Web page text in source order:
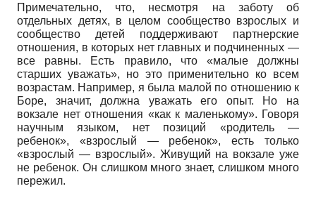
Примечательно, что, несмотря на заботу об
отдельных детях, в целом сообщество взрослых и
сообщество детей поддерживают партнерские
отношения, в которых нет главных и подчиненных —
все равны. Есть правило, что «малые должны
старших уважать», но это применительно ко всем
возрастам. Например, я была малой по отношению к
Боре, значит, должна уважать его опыт. Но на
вокзале нет отношения «как к маленькому». Говоря
научным языком, нет позиций «родитель —
ребенок», «взрослый — ребенок», есть только
«взрослый — взрослый». Живущий на вокзале уже
не ребенок. Он слишком много знает, слишком много
пережил.